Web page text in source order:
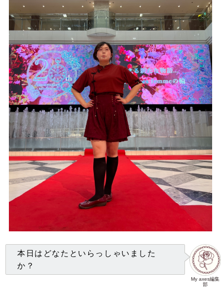
My axes編集
部
本日はどなたといらっしゃいました
か？